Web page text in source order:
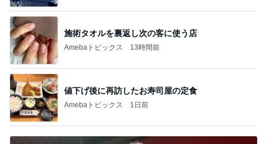
施術タオルを裏返し次の客に使う店
Amebaトピックス 13時間前
値下げ後に再訪したお寿司屋の定食
Amebaトピックス 1日前